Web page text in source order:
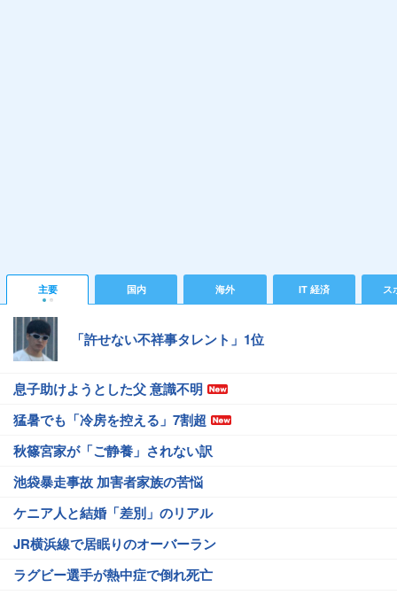
主要 国内 海外 IT 経済 ス
「許せない不祥事タレント」1位
息子助けようとした父 意識不明
猛暑でも「冷房を控える」7割超
秋篠宮家が「ご静養」されない訳
池袋暴走事故 加害者家族の苦悩
ケニア人と結婚「差別」のリアル
JR横浜線で居眠りのオーバーラン
ラグビー選手が熱中症で倒れ死亡